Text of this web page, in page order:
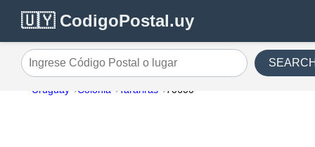
🇺🇾 CodigoPostal.uy
Ingrese Código Postal o lugar
Uruguay Colonia Tarariras 70600